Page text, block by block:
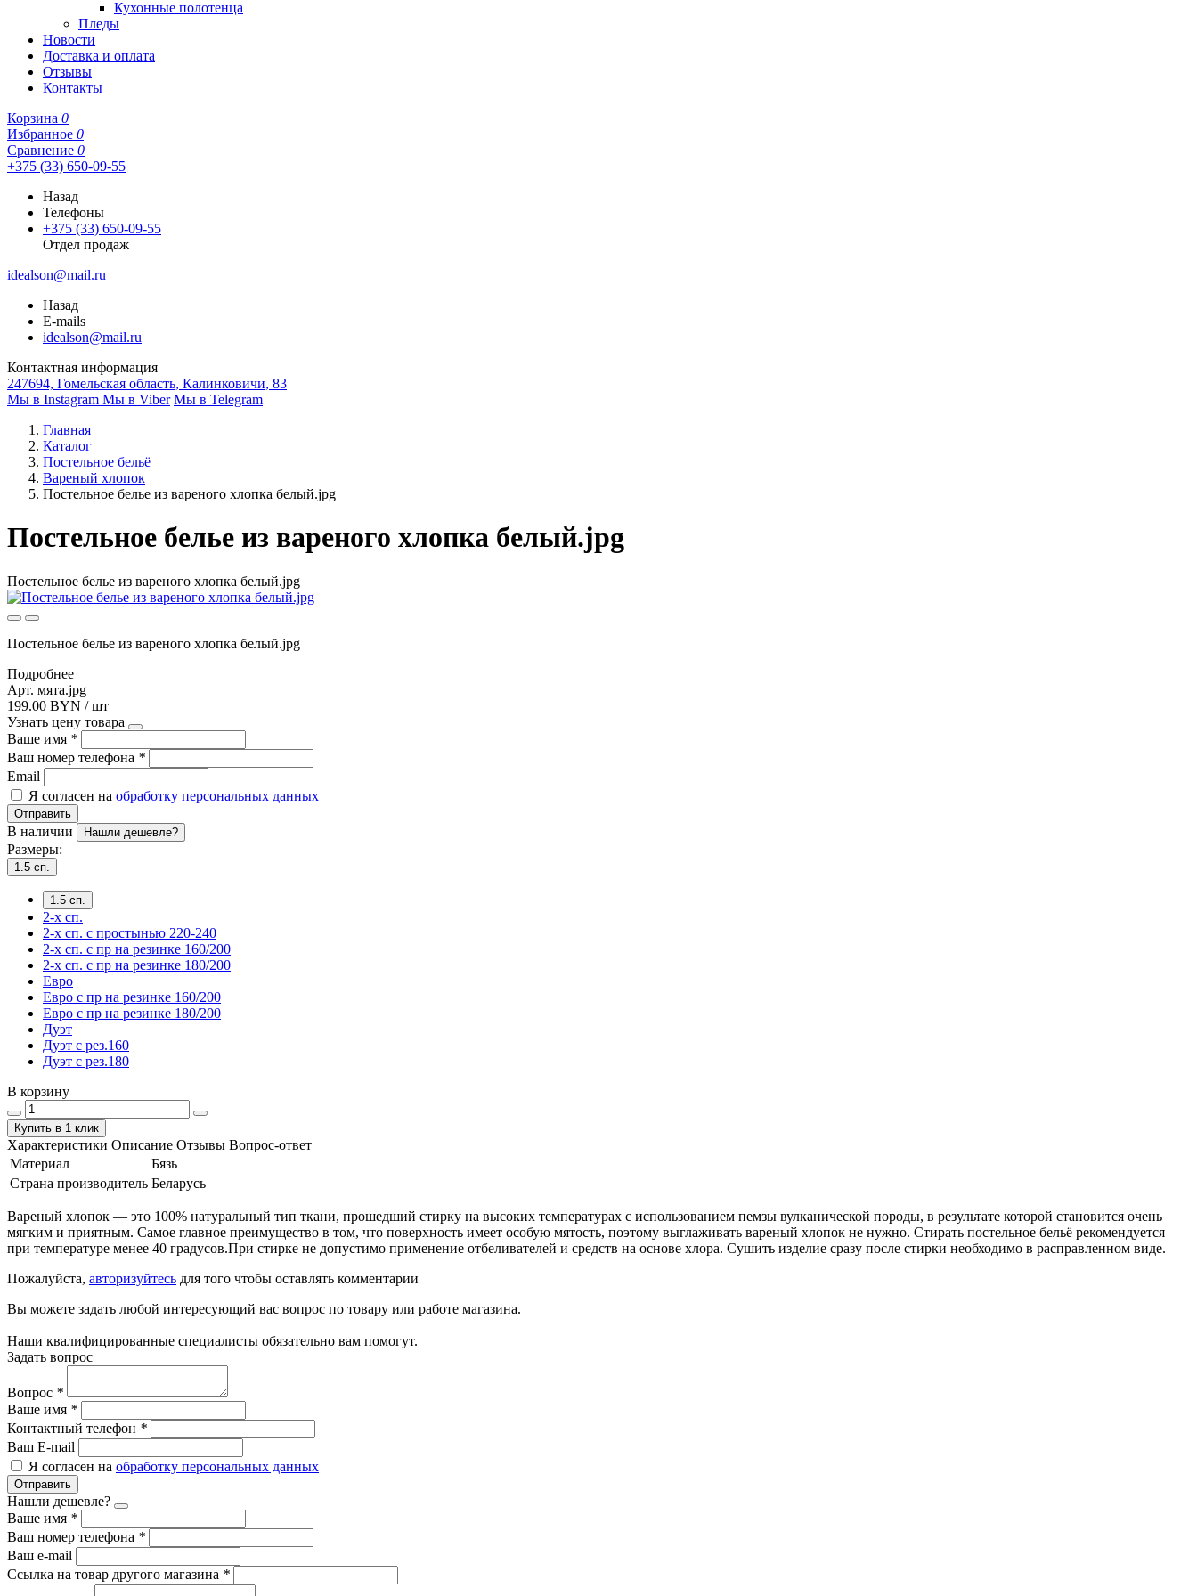
Кухонные полотенца
Пледы
Новости
Доставка и оплата
Отзывы
Контакты
Корзина 0
Избранное 0
Сравнение 0
+375 (33) 650-09-55
Назад
Телефоны
+375 (33) 650-09-55
Отдел продаж
idealson@mail.ru
Назад
E-mails
idealson@mail.ru
Контактная информация
247694, Гомельская область, Калинковичи, 83
Мы в Instagram Мы в Viber Мы в Telegram
Главная
Каталог
Постельное бельё
Вареный хлопок
Постельное белье из вареного хлопка белый.jpg
Постельное белье из вареного хлопка белый.jpg
Постельное белье из вареного хлопка белый.jpg
Постельное белье из вареного хлопка белый.jpg
Подробнее
Арт. мята.jpg
199.00 BYN / шт
Узнать цену товара
Ваше имя *
Ваш номер телефона *
Email
Я согласен на обработку персональных данных
Отправить
В наличии Нашли дешевле?
Размеры:
1.5 сп.
1.5 сп.
2-х сп.
2-х сп. с простынью 220-240
2-х сп. с пр на резинке 160/200
2-х сп. с пр на резинке 180/200
Евро
Евро с пр на резинке 160/200
Евро с пр на резинке 180/200
Дуэт
Дуэт с рез.160
Дуэт с рез.180
В корзину
Купить в 1 клик
Характеристики Описание Отзывы Вопрос-ответ
Материал
Бязь
Страна производитель Беларусь
Вареный хлопок — это 100% натуральный тип ткани, прошедший стирку на высоких температурах с использованием пемзы вулканической породы, в результате которой становится очень
мягким и приятным. Самое главное преимущество в том, что поверхность имеет особую мятость, поэтому выглаживать вареный хлопок не нужно. Стирать постельное бельё рекомендуется
при температуре менее 40 градусов.При стирке не допустимо применение отбеливателей и средств на основе хлора. Сушить изделие сразу после стирки необходимо в расправленном виде.
Пожалуйста, авторизуйтесь для того чтобы оставлять комментарии
Вы можете задать любой интересующий вас вопрос по товару или работе магазина.
Наши квалифицированные специалисты обязательно вам помогут.
Задать вопрос
Вопрос *
Ваше имя *
Контактный телефон *
Ваш E-mail
Я согласен на обработку персональных данных
Отправить
Нашли дешевле?
Ваше имя *
Ваш номер телефона *
Ваш e-mail
Ссылка на товар другого магазина *